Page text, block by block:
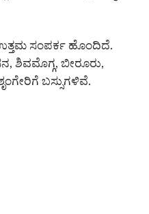
ಸಂಪರ್ಕ ಹೊಂದಿದೆ.
ಶಿವಮೊಗ್ಗ, ಬೀರೂರು,
ಬಸ್ಸುಗಳಿವೆ.